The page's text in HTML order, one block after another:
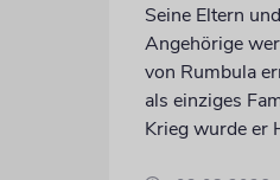
Seine Eltern
Angehörige
von Rumbula
als einziges
Krieg wurde er